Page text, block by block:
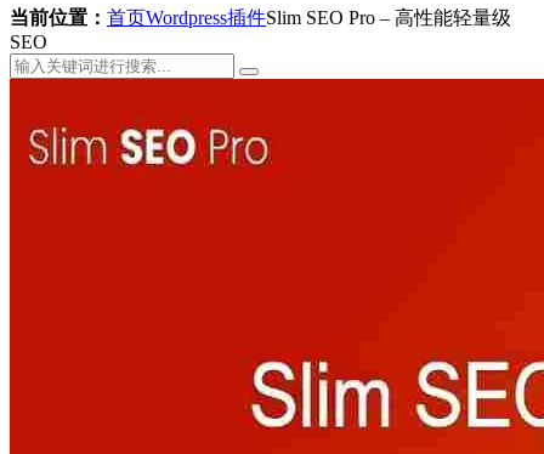
当前位置： 首页Wordpress插件Slim SEO Pro – 高性能轻量级
SEO